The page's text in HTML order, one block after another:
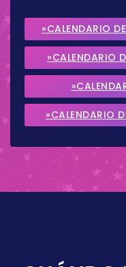
»CALENDARIO
»CALENDARIO
»CALENDARIO